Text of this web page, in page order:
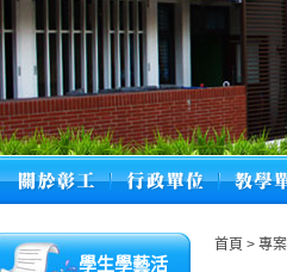
學生學藝活
首頁 > 專